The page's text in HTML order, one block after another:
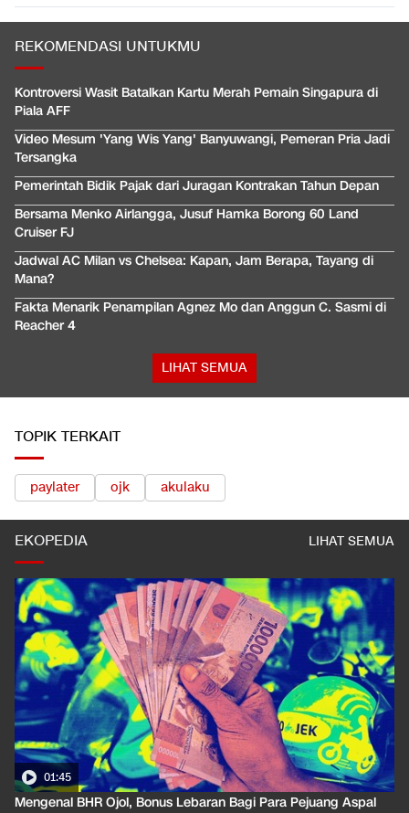
REKOMENDASI UNTUKMU
Kontroversi Wasit Batalkan Kartu Merah Pemain Singapura di
Piala AFF
Video Mesum 'Yang Wis Yang' Banyuwangi, Pemeran Pria Jadi
Tersangka
Pemerintah Bidik Pajak dari Juragan Kontrakan Tahun Depan
Bersama Menko Airlangga, Jusuf Hamka Borong 60 Land
Cruiser FJ
Jadwal AC Milan vs Chelsea: Kapan, Jam Berapa, Tayang di
Mana?
Fakta Menarik Penampilan Agnez Mo dan Anggun C. Sasmi di
Reacher 4
LIHAT SEMUA
TOPIK TERKAIT
paylater ojk akulaku
EKOPEDIA LIHAT SEMUA
01:35
Pahami Dampak Kenaikan Suku Bunga Acuan ke Cicilan KPR